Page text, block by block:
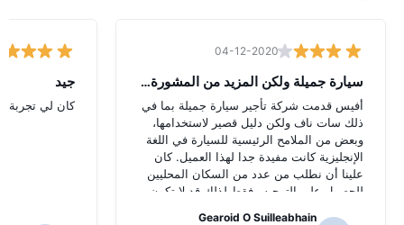
04-12-2020
سيارة جميلة ولكن المزيد من المشورة الل
أفيس قدمت شركة تأجير سيارة جميلة بما في
ذلك سات ناف ولكن دليل قصير لاستخدامها،
وبعض من الملامح الرئيسية للسيارة في اللغة
الإنجليزية كانت مفيدة جدا لهذا العميل. كان
علينا أن نطلب من عدد من السكان المحليين
للحصول على التوجيه وفقط لذلك قد لا تكون
Gearoid O Suilleabhain
جيد
كان لي تجربة